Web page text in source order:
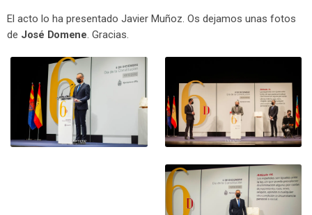
El acto lo ha presentado Javier Muñoz. Os dejamos unas fotos
de José Domene . Gracias.